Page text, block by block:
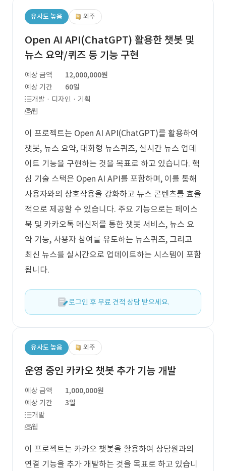
유사도 높음 외주
Open AI API(ChatGPT) 활용한 챗봇 및
뉴스 요약/퀴즈 등 기능 구현
예상 금액
12,000,000원
예상 기간
60일
개발 · 디자인 · 기획
웹
이 프로젝트는 Open AI API(ChatGPT)를 활용하여
챗봇, 뉴스 요약, 대화형 뉴스퀴즈, 실시간 뉴스 업데
이트 기능을 구현하는 것을 목표로 하고 있습니다. 핵
심 기술 스택은 Open AI API를 포함하며, 이를 통해
사용자와의 상호작용을 강화하고 뉴스 콘텐츠를 효율
적으로 제공할 수 있습니다. 주요 기능으로는 페이스
북 및 카카오톡 메신저를 통한 챗봇 서비스, 뉴스 요
약 기능, 사용자 참여를 유도하는 뉴스퀴즈, 그리고
최신 뉴스를 실시간으로 업데이트하는 시스템이 포함
됩니다.
로그인 후 무료 견적 상담 받으세요.
유사도 높음 외주
운영 중인 카카오 챗봇 추가 기능 개발
예상 금액
1,000,000원
예상 기간
3일
개발
웹
이 프로젝트는 카카오 챗봇을 활용하여 상담원과의
연결 기능을 추가 개발하는 것을 목표로 하고 있습니